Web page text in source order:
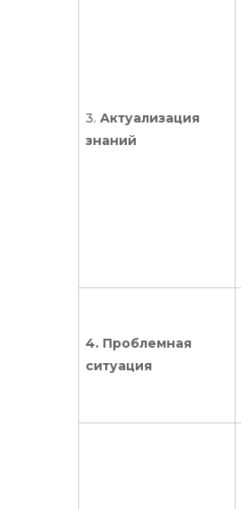
3. Актуализация
знаний
4. Проблемная
ситуация